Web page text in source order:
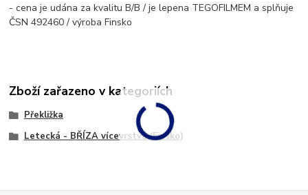
- cena je udána za kvalitu B/B / je lepena TEGOFILMEM a splňuje
ČSN 492460 / výroba Finsko
Zboží zařazeno v kategoriích
Překližka
Letecká - BŘÍZA vícevrstvá (Finsko)